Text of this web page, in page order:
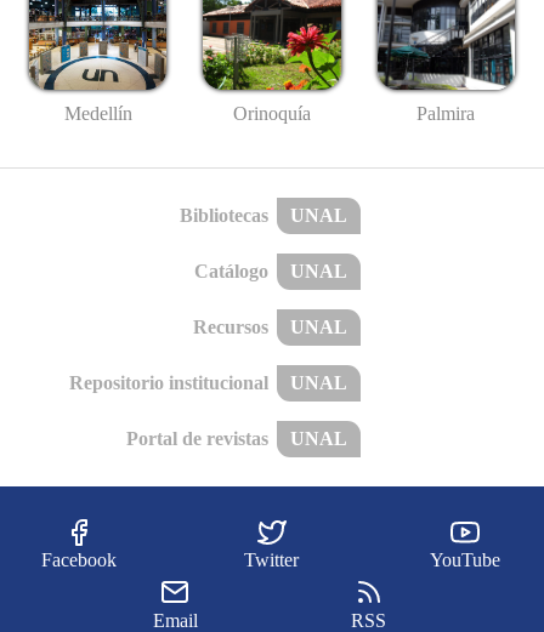
Medellín Orinoquía Palmira
Bibliotecas UNAL
Catálogo UNAL
Recursos UNAL
Repositorio institucional UNAL
Portal de revistas UNAL
Facebook Twitter YouTube
Email RSS